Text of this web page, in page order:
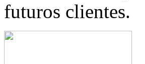
futuros clientes.